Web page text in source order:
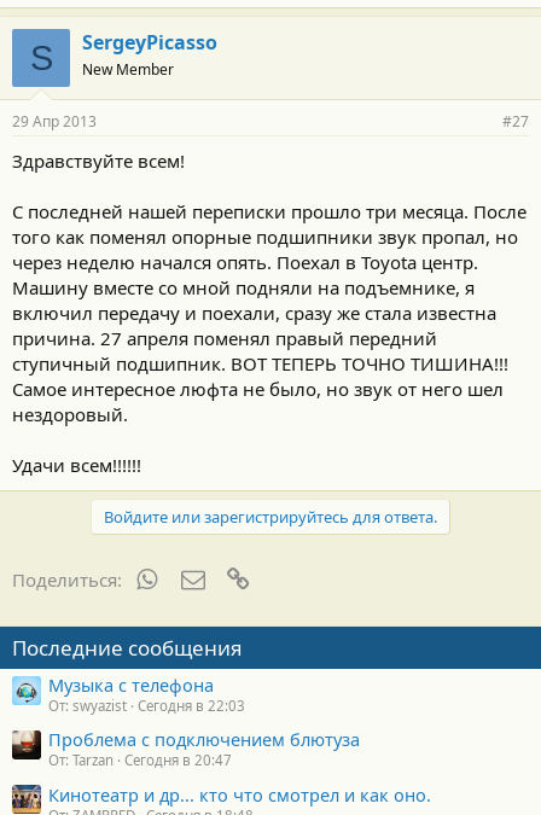
S SergeyPicasso
New Member
29 Апр 2013 #27
Здравствуйте всем!
С последней нашей переписки прошло три месяца. После
того как поменял опорные подшипники звук пропал, но
через неделю начался опять. Поехал в Toyota центр.
Машину вместе со мной подняли на подъемнике, я
включил передачу и поехали, сразу же стала известна
причина. 27 апреля поменял правый передний
ступичный подшипник. ВОТ ТЕПЕРЬ ТОЧНО ТИШИНА!!!
Самое интересное люфта не было, но звук от него шел
нездоровый.
Удачи всем!!!!!!
Войдите или зарегистрируйтесь для ответа.
Поделиться: WhatsAppЭлектронная почта
Последние сообщения
Музыка с телефона
От: swyazist Сегодня в 22:03
Проблема с подключением блютуза
От: Tarzan Сегодня в 20:47
Кинотеатр и др... кто что смотрел и как оно.